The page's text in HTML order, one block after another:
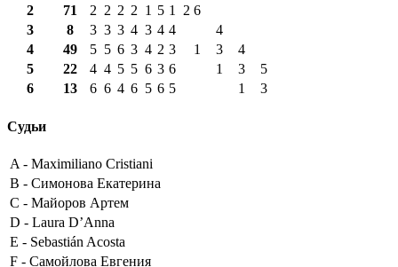
2
71 2 2 2 2 1 5 1 2 6
3
8 3 3 3 4 3 4 4
4
4
49 5 5 6 3 4 2 3 1 3
4
5
22 4 4 5 5 6 3 6 1 3
5
6
13 6 6 4 6 5 6 5 1 3
Судьи
A - Maximiliano Cristiani
B - Симонова Екатерина
C - Майоров Артем
D - Laura D’Anna
E - Sebastián Acosta
F - Самойлова Евгения